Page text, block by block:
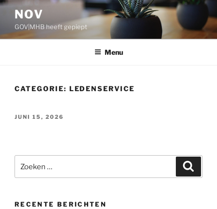
Ga
inhoud
NOV
GOV|MHB heeft gepiept
Menu
CATEGORIE: LEDENSERVICE
GEPLAATST
JUNI 15, 2026
naar:
RECENTE BERICHTEN